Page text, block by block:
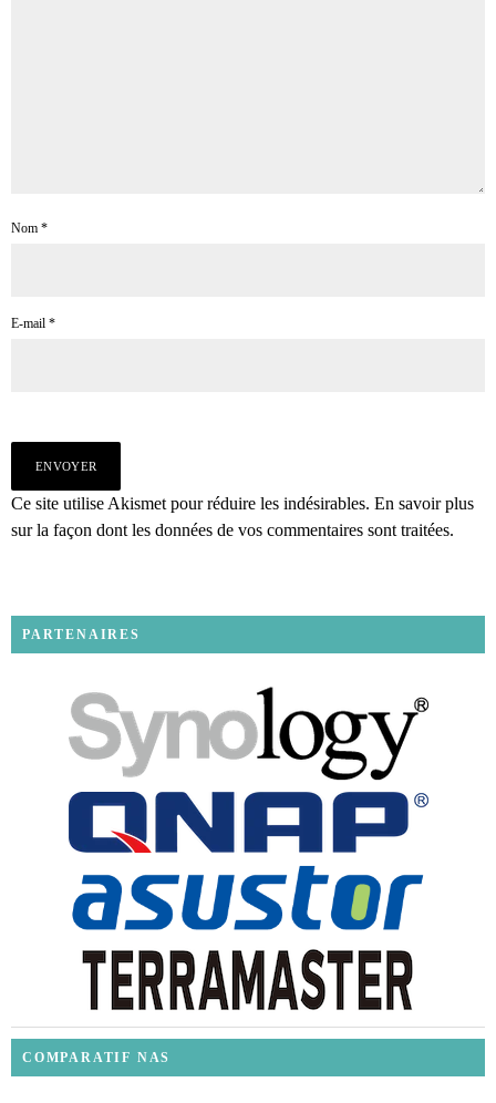
Nom *
E-mail *
Ce site utilise Akismet pour réduire les indésirables. En savoir plus
sur la façon dont les données de vos commentaires sont traitées.
PARTENAIRES
COMPARATIF NAS